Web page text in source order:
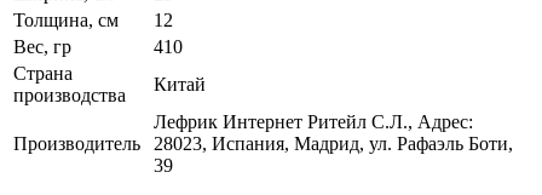
Толщина, см
12
Вес, гр
410
Страна
производства
Китай
Производитель
Лефрик Интернет Ритейл С.Л., Адрес:
28023, Испания, Мадрид, ул. Рафаэль Боти,
39